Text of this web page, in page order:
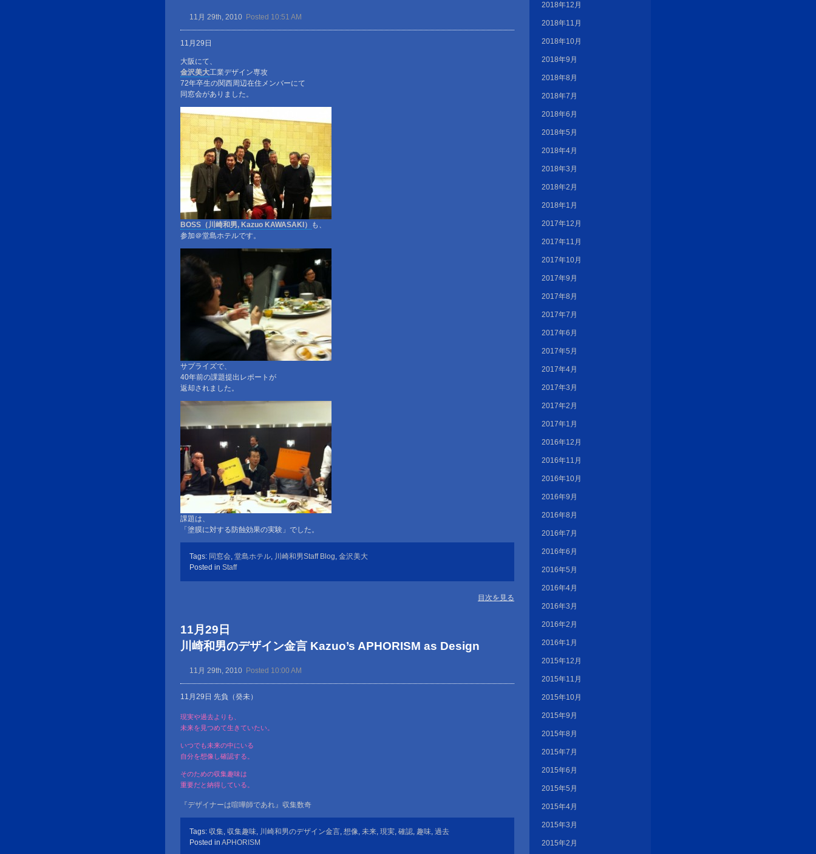
11月 29th, 2010 Posted 10:51 AM
11月29日
大阪にて、
金沢美大工業デザイン専攻
72年卒生の関西周辺在住メンバーにて
同窓会がありました。
BOSS（川崎和男, Kazuo KAWASAKI）
も、
参加＠堂島ホテルです。
サプライズで、
40年前の課題提出レポートが
返却されました。
課題は、
「塗膜に対する防蝕効果の実験」でした。
Tags: 同窓会, 堂島ホテル, 川崎和男Staff Blog, 金沢美大
Posted in Staff
目次を見る
11月29日
川崎和男のデザイン金言 Kazuo’s APHORISM as Design
11月 29th, 2010 Posted 10:00 AM
11月29日 先負（癸未）
現実や過去よりも、
未来を見つめて生きていたい。
いつでも未来の中にいる
自分を想像し確認する。
そのための収集趣味は
重要だと納得している。
『デザイナーは喧嘩師であれ』収集数奇
Tags: 収集 収集趣味 川崎和男のデザイン金言 想像 未来 現実 確認 趣味 過去
Posted in APHORISM
2018年12月
2018年11月
2018年10月
2018年9月
2018年8月
2018年7月
2018年6月
2018年5月
2018年4月
2018年3月
2018年2月
2018年1月
2017年12月
2017年11月
2017年10月
2017年9月
2017年8月
2017年7月
2017年6月
2017年5月
2017年4月
2017年3月
2017年2月
2017年1月
2016年12月
2016年11月
2016年10月
2016年9月
2016年8月
2016年7月
2016年6月
2016年5月
2016年4月
2016年3月
2016年2月
2016年1月
2015年12月
2015年11月
2015年10月
2015年9月
2015年8月
2015年7月
2015年6月
2015年5月
2015年4月
2015年3月
2015年2月